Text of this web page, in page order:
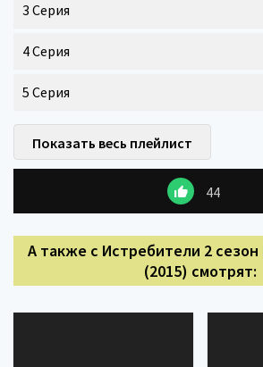
3 Серия
4 Серия
5 Серия
Показать весь плейлист
44
А также с Истребители 2
(2015) смотрят: